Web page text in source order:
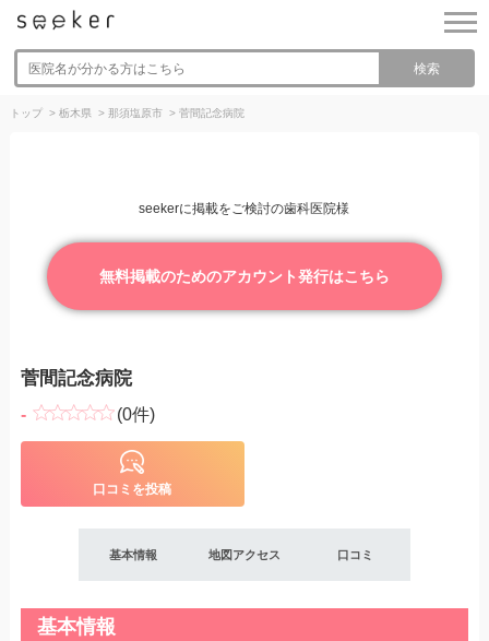
検索
トップ > 栃木県 > 那須塩原市 > 菅間記念病院
seekerに掲載をご検討の歯科医院様
無料掲載のためのアカウント発行はこちら
菅間記念病院
- (0件)
口コミを投稿
基本情報 地図アクセス 口コミ
基本情報